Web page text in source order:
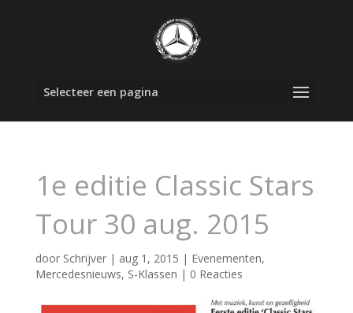
Selecteer een pagina
1e editie Classic Stars
Tour 30 aug. 2015
door Schrijver| aug 1, 2015 | Evenementen,
Mercedesnieuws, S-Klassen | 0 Reacties